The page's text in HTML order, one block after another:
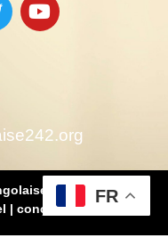
242 – média
| conçu par SB
FR